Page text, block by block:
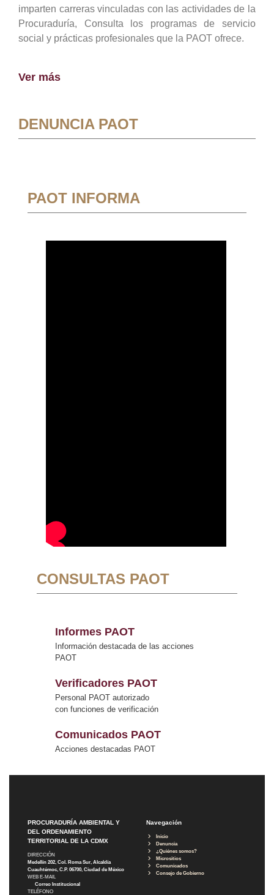
imparten carreras vinculadas con las actividades de la
Procuraduría, Consulta los programas de servicio
social y prácticas profesionales que la PAOT ofrece.
Ver más
DENUNCIA PAOT
PAOT INFORMA
CONSULTAS PAOT
Informes PAOT
Información destacada de las acciones
PAOT
Verificadores PAOT
Personal PAOT autorizado
con funciones de verificación
Comunicados PAOT
Acciones destacadas PAOT
PROCURADURÍA AMBIENTAL Y
DEL ORDENAMIENTO
TERRITORIAL DE LA CDMX
DIRECCIÓN
Medellín 202, Col. Roma Sur, Alcaldía
Cuauhtémoc, C.P. 06700, Ciudad de México
WEB E-MAIL
Correo Institucional
TELÉFONO
Navegación
Inicio
Denuncia
¿Quiénes somos?
Micrositios
Comunicados
Consejo de Gobierno